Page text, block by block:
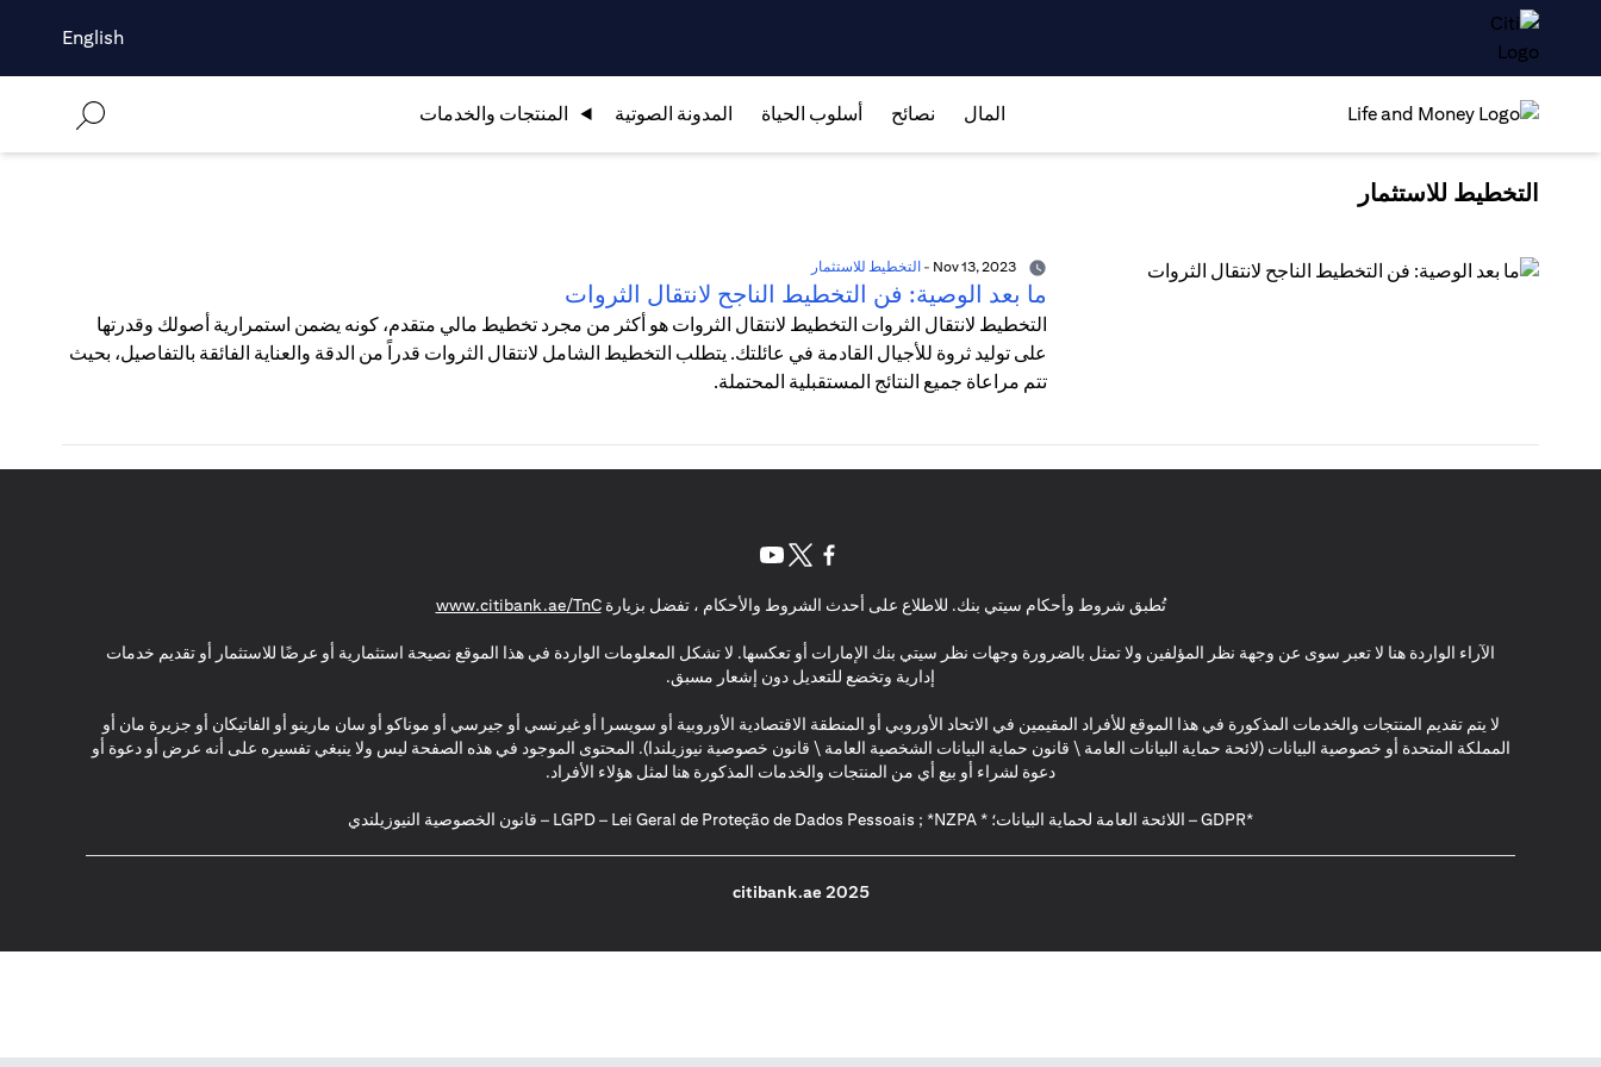
English
المال نصائح أسلوب الحياة المدونة الصوتية المنتجات والخدمات
التخطيط للاستثمار
Nov 13, 2023
-التخطيط للاستثمار
ما بعد الوصية: فن التخطيط الناجح لانتقال الثروات
التخطيط لانتقال الثروات التخطيط لانتقال الثروات هو أكثر من مجرد تخطيط مالي متقدم، كونه يضمن استمرارية أصولك وقدرتها
على توليد ثروة للأجيال القادمة في عائلتك. يتطلب التخطيط الشامل لانتقال الثروات قدراً من الدقة والعناية الفائقة بالتفاصيل، بحيث
تتم مراعاة جميع النتائج المستقبلية المحتملة.
تُطبق شروط وأحكام سيتي بنك. للاطلاع على أحدث الشروط والأحكام ، تفضل بزيارةwww.citibank.ae/TnC
(opens in a new tab)
الآراء الواردة هنا لا تعبر سوى عن وجهة نظر المؤلفين ولا تمثل بالضرورة وجهات نظر سيتي بنك الإمارات أو تعكسها. لا تشكل المعلومات الواردة في هذا الموقع نصيحة استثمارية أو عرضًا للاستثمار أو تقديم خدمات
إدارية وتخضع للتعديل دون إشعار مسبق.
لا يتم تقديم المنتجات والخدمات المذكورة في هذا الموقع للأفراد المقيمين في الاتحاد الأوروبي أو المنطقة الاقتصادية الأوروبية أو سويسرا أو غيرنسي أو جيرسي أو موناكو أو سان مارينو أو الفاتيكان أو جزيرة مان أو
المملكة المتحدة أو خصوصية البيانات (لائحة حماية البيانات العامة \ قانون حماية البيانات الشخصية العامة \ قانون خصوصية نيوزيلندا). المحتوى الموجود في هذه الصفحة ليس ولا ينبغي تفسيره على أنه عرض أو دعوة أو
دعوة لشراء أو بيع أي من المنتجات والخدمات المذكورة هنا لمثل هؤلاء الأفراد.
*GDPR – اللائحة العامة لحماية البيانات؛ * LGPD – Lei Geral de Proteção de Dados Pessoais ; *NZPA – قانون الخصوصية النيوزيلندي
2025 citibank.ae